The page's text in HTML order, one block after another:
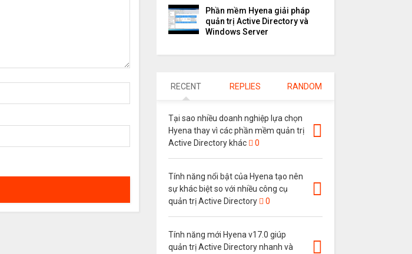
Phần mềm Hyena giải pháp
quản trị Active Directory và
Windows Server
RECENT REPLIES RANDOM
Tại sao nhiều doanh nghiệp lựa chọn
Hyena thay vì các phần mềm quản trị
Active Directory khác
0
Tính năng nổi bật của Hyena tạo nên
sự khác biệt so với nhiều công cụ
quản trị Active Directory
0
Tính năng mới Hyena v17.0 giúp
quản trị Active Directory nhanh và